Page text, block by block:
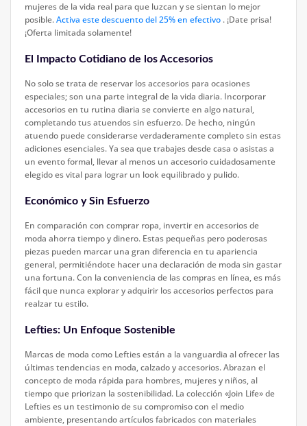
mujeres de la vida real para que luzcan y se sientan lo mejor
posible.Activa este descuento del 25% en efectivo . ¡Date prisa!
¡Oferta limitada solamente!
El Impacto Cotidiano de los Accesorios
No solo se trata de reservar los accesorios para ocasiones
especiales; son una parte integral de la vida diaria. Incorporar
accesorios en tu rutina diaria se convierte en algo natural,
completando tus atuendos sin esfuerzo. De hecho, ningún
atuendo puede considerarse verdaderamente completo sin estas
adiciones esenciales. Ya sea que trabajes desde casa o asistas a
un evento formal, llevar al menos un accesorio cuidadosamente
elegido es vital para lograr un look equilibrado y pulido.
Económico y Sin Esfuerzo
En comparación con comprar ropa, invertir en accesorios de
moda ahorra tiempo y dinero. Estas pequeñas pero poderosas
piezas pueden marcar una gran diferencia en tu apariencia
general, permitiéndote hacer una declaración de moda sin gastar
una fortuna. Con la conveniencia de las compras en línea, es más
fácil que nunca explorar y adquirir los accesorios perfectos para
realzar tu estilo.
Lefties: Un Enfoque Sostenible
Marcas de moda como Lefties están a la vanguardia al ofrecer las
últimas tendencias en moda, calzado y accesorios. Abrazan el
concepto de moda rápida para hombres, mujeres y niños, al
tiempo que priorizan la sostenibilidad. La colección «Join Life» de
Lefties es un testimonio de su compromiso con el medio
ambiente, presentando artículos fabricados con materiales